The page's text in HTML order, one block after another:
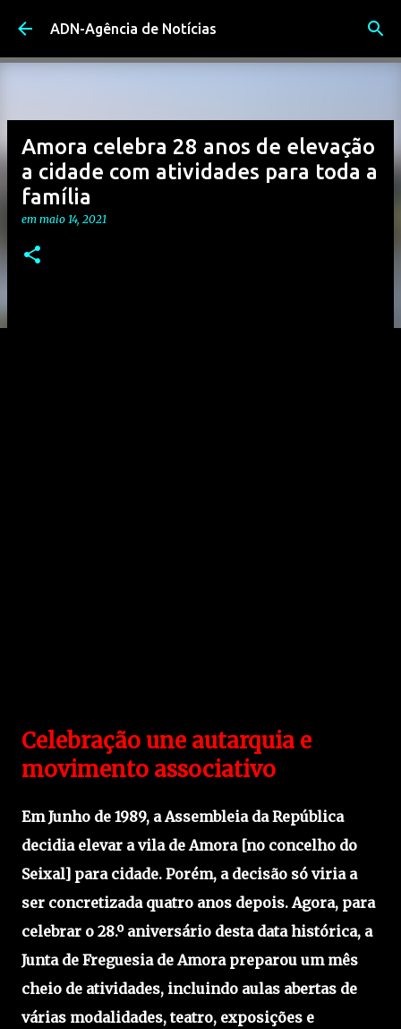
Avançar para o conteúdo principal
ADN-Agência de Notícias
Amora celebra 28 anos de elevação
a cidade com atividades para toda a
família
em maio 14, 2021
Celebração une autarquia e
movimento associativo
Em Junho de 1989, a Assembleia da República
decidia elevar a vila de Amora [no concelho do
Seixal] para cidade. Porém, a decisão só viria a
ser concretizada quatro anos depois. Agora, para
celebrar o 28.º aniversário desta data histórica, a
Junta de Freguesia de Amora preparou um mês
cheio de atividades, incluindo aulas abertas de
várias modalidades, teatro, exposições e